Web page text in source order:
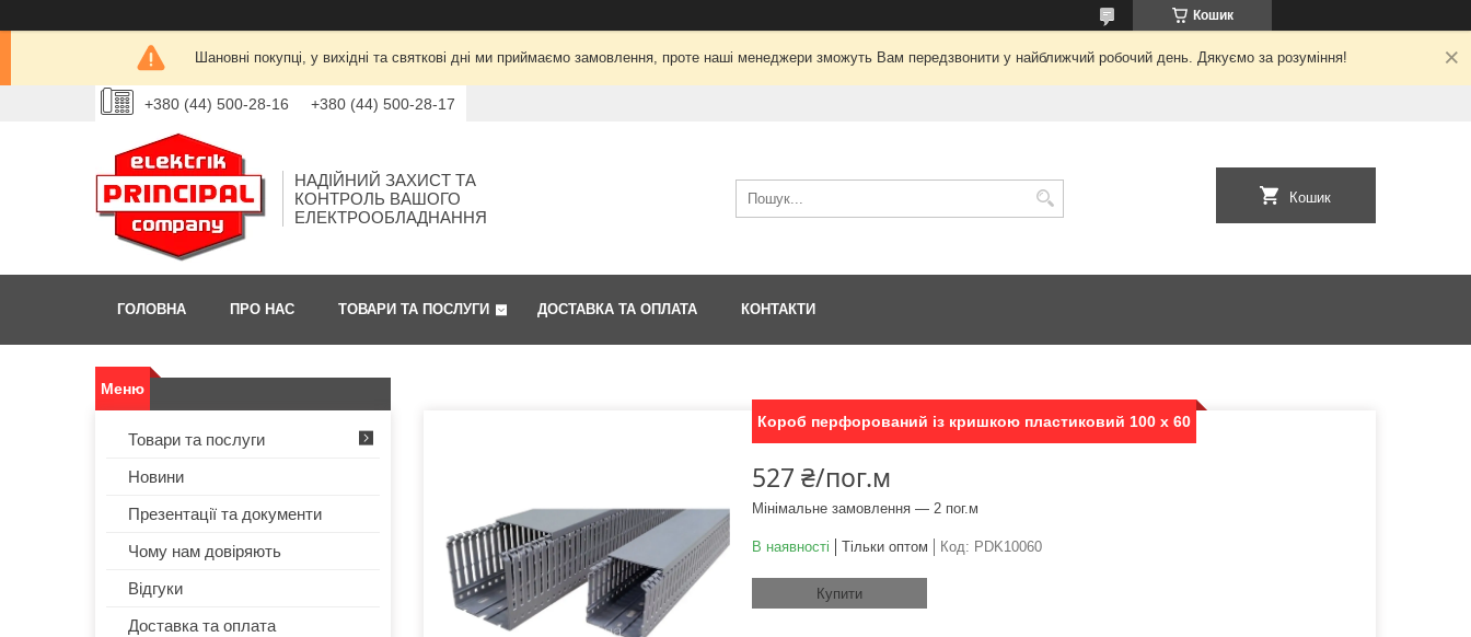
Кошик
Шановні покупці, у вихідні та святкові дні ми приймаємо замовлення, проте наші менеджери зможуть Вам передзвонити у найближчий робочий день. Дякуємо за розуміння!
+380 (44) 500-28-16 +380 (44) 500-28-17
НАДІЙНИЙ ЗАХИСТ ТА
КОНТРОЛЬ ВАШОГО
ЕЛЕКТРООБЛАДНАННЯ
Кошик
ГОЛОВНА ПРО НАС ТОВАРИ ТА ПОСЛУГИ ДОСТАВКА ТА ОПЛАТА КОНТАКТИ
Короб перфорований із кришкою пластиковий 100 х 60
527 ₴/пог.м
Мінімальне замовлення — 2 пог.м
В наявності Тільки оптом Код: PDK10060
Купити
Товари та послуги
Новини
Презентації та документи
Чому нам довіряють
Відгуки
Доставка та оплата